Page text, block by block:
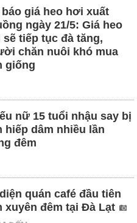
giá heo hơi xuất
ngày 21/5: Giá heo
sẽ tiếp tục đà tăng,
chăn nuôi khó mua
giống
nữ 15 tuổi nhậu say bị
hiếp dâm nhiều lần
đêm
quán café đầu tiên
xuyên đêm tại Đà Lạt